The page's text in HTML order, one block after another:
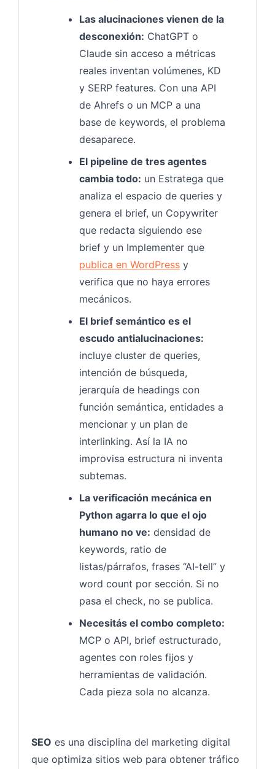
Las alucinaciones vienen de la
desconexión: ChatGPT o
Claude sin acceso a métricas
reales inventan volúmenes, KD
y SERP features. Con una API
de Ahrefs o un MCP a una
base de keywords, el problema
desaparece.
El pipeline de tres agentes
cambia todo: un Estratega que
analiza el espacio de queries y
genera el brief, un Copywriter
que redacta siguiendo ese
brief y un Implementer que
publica en WordPress y
verifica que no haya errores
mecánicos.
El brief semántico es el
escudo antialucinaciones:
incluye cluster de queries,
intención de búsqueda,
jerarquía de headings con
función semántica, entidades a
mencionar y un plan de
interlinking. Así la IA no
improvisa estructura ni inventa
subtemas.
La verificación mecánica en
Python agarra lo que el ojo
humano no ve: densidad de
keywords, ratio de
listas/párrafos, frases “AI-tell” y
word count por sección. Si no
pasa el check, no se publica.
Necesitás el combo completo:
MCP o API, brief estructurado,
agentes con roles fijos y
herramientas de validación.
Cada pieza sola no alcanza.
SEO es una disciplina del marketing digital
que optimiza sitios web para obtener tráfico